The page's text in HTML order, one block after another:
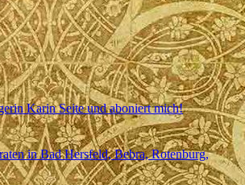
Karin Seite und aboniert mich!
in Bad Hersfeld, Bebra, Rotenburg,